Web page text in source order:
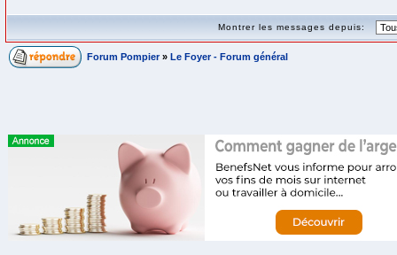
Montrer les messages depuis:
Forum Pompier » Le Foyer - Forum général